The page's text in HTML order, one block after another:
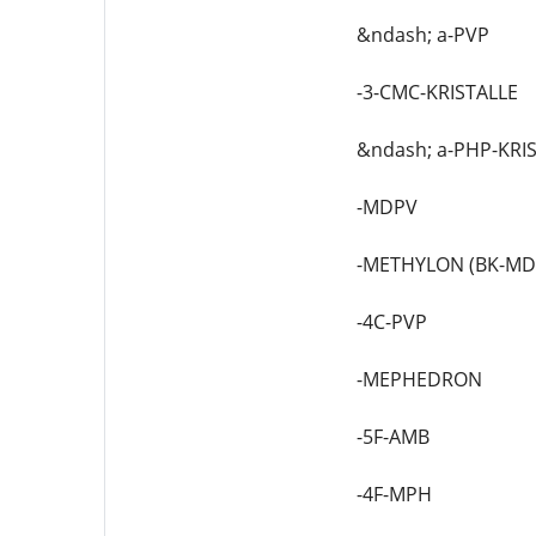
&ndash; a-PVP
-3-CMC-KRISTALLE
&ndash; a-PHP-
-MDPV
-METHYLON (BK-
-4C-PVP
-MEPHEDRON
-5F-AMB
-4F-MPH